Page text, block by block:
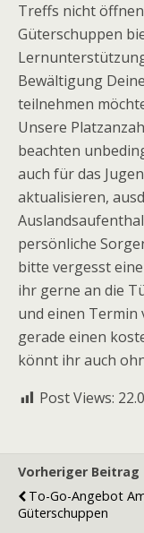
Treffs nicht
Güterschuppen
Bewältigung
teilnehmen
Unsere
beachten
auch für das
aktualisieren,
persönliche
bitte vergesst
ihr gerne an die
und einen
gerade einen
könnt ihr auch
Post Views:
Vorheriger Beitrag
To-Go-Angebot
Güterschuppen